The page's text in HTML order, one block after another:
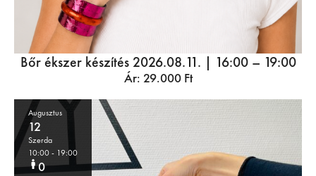
Bőr ékszer készítés 2026.08.11. | 16:00 – 19:00
Ár: 29.000 Ft
Augusztus
12
Szerda
10:00- 19:00
0